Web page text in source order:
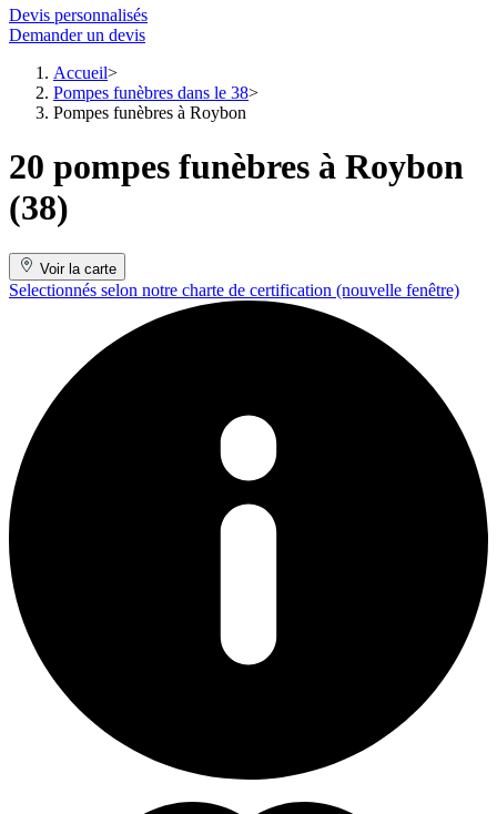
Devis personnalisés
Demander un devis
Accueil
Pompes funèbres dans le 38
Pompes funèbres à Roybon
20 pompes funèbres à Roybon
(38)
Voir la carte
Selectionnés selon notre charte de certification (nouvelle fenêtre)